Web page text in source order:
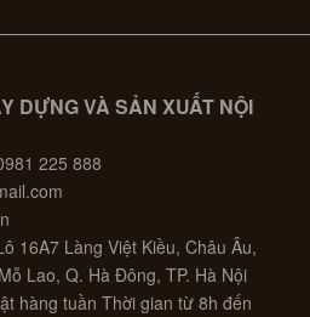
DỰNG VÀ SẢN XUẤT NỘI
225 888
16A7 Làng Việt Kiều, Châu Âu,
Lao, Q. Hà Đông, TP. Hà Nội
hàng tuần Thời gian từ 8h đến